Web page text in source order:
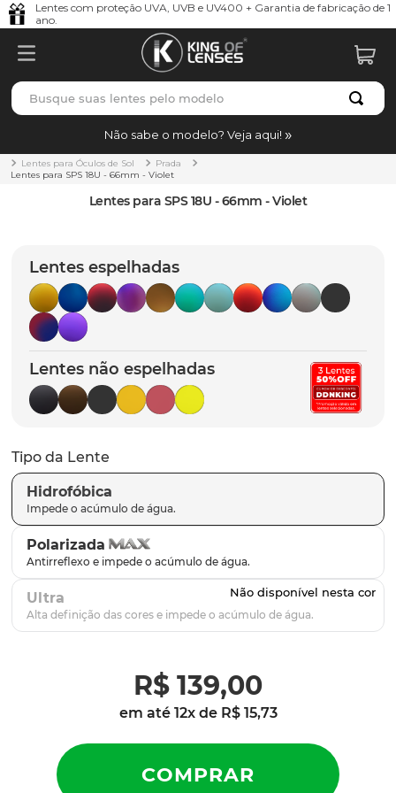
Lentes com proteção UVA, UVB e UV400 + Garantia de fabricação de 1
ano.
Busque suas lentes pelo modelo
Não sabe o modelo? Veja aqui!
Lentes para Óculos de Sol
Prada
Lentes para SPS 18U - 66mm - Violet
Lentes para SPS 18U - 66mm - Violet
Lentes espelhadas
Lentes não espelhadas
Tipo da Lente
Hidrofóbica
Polarizada
Ultra
R$ 139,00
em até 12x de R$ 15,73
TERMOS MAIS BUSCADOS
1º borrachas
holbrook
5º chaves
6º t-shock
7º latch
8º gasket
9º parafusos